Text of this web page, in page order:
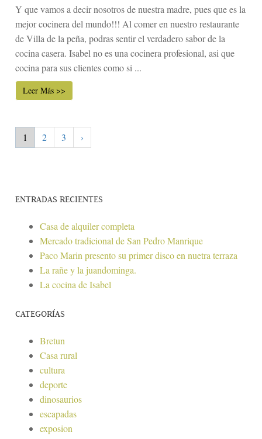
Y que vamos a decir nosotros de nuestra madre, pues que es la
mejor cocinera del mundo!!! Al comer en nuestro restaurante
de Villa de la peña, podras sentir el verdadero sabor de la
cocina casera. Isabel no es una cocinera profesional, asi que
cocina para sus clientes como si ...
Leer Más >>
1 2 3 ›
ENTRADAS RECIENTES
Casa de alquiler completa
Mercado tradicional de San Pedro Manrique
Paco Marin presento su primer disco en nuetra terraza
La rañe y la juandominga.
La cocina de Isabel
CATEGORÍAS
Bretun
Casa rural
cultura
deporte
dinosaurios
escapadas
exposion